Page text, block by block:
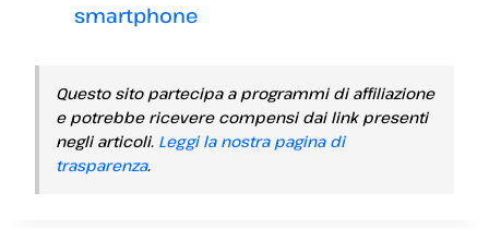
smartphone
Questo sito partecipa a programmi di affiliazione
e potrebbe ricevere compensi dai link presenti
negli articoli. Leggi la nostra pagina di
trasparenza.